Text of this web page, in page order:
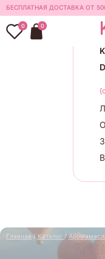
БЕСПЛАТНАЯ ДОСТАВКА ОТ
0 0
Главная/ Каталог /